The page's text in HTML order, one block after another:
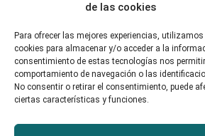
de las cookies
Para ofrecer las mejores experiencias,
cookies para almacenar y/o acceder a la
consentimiento de estas tecnologías nos
comportamiento de navegación o las
No consentir o retirar el consentimiento, puede
ciertas características y funciones.
¿Cómo publicar un anuncio?
Contacto